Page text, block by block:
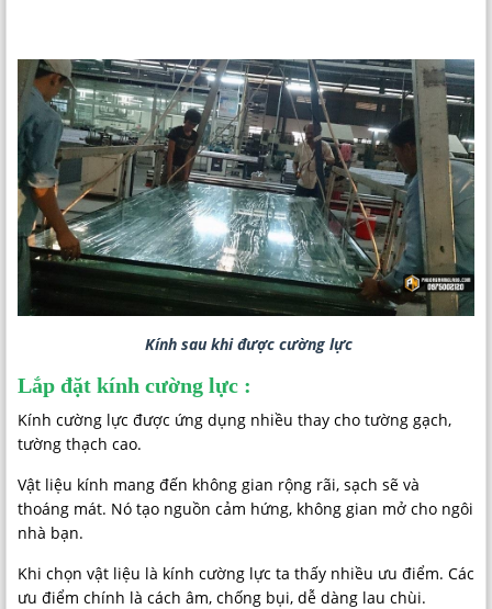
Kính sau khi được cường lực
Lắp đặt kính cường lực :
Kính cường lực được ứng dụng nhiều thay cho tường gạch,
tường thạch cao.
Vật liệu kính mang đến không gian rộng rãi, sạch sẽ và
thoáng mát. Nó tạo nguồn cảm hứng, không gian mở cho ngôi
nhà bạn.
Khi chọn vật liệu là kính cường lực ta thấy nhiều ưu điểm. Các
ưu điểm chính là cách âm, chống bụi, dễ dàng lau chùi.